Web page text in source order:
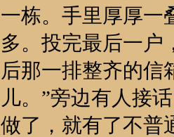
一栋。手里厚厚一
多。投完最后一户
后那一排整齐的信
儿。”旁边有人接
做了，就有了不普